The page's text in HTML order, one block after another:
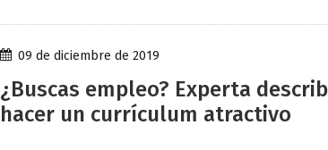
09 de diciembre de 2019
¿Buscas empleo? Experta
hacer un currículum atractivo